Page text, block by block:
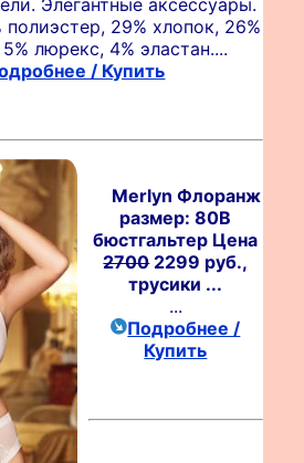
полиэстер, 29% хлопок, 26%
люрекс, 4% эластан....
/ Купить
Merlyn Флоранж
размер: 80B
бюстгальтер Цена
27002299 руб.,
трусики ...
...
Подробнее /
Купить